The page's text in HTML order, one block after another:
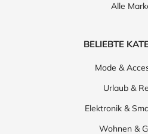
Alle
BELIEBTE
Mode &
Urlaub &
Elektronik &
Wohnen &